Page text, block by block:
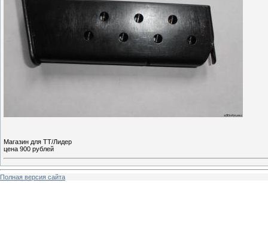
Магазин для ТТ/Лидер
цена 900 рублей
Полная версия сайта